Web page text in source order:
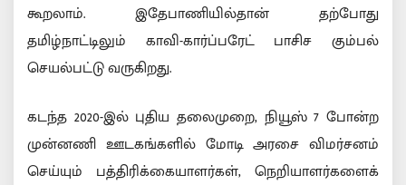
கூறலாம். இதேபாணியில்தான் தற்போது
தமிழ்நாட்டிலும் காவி-கார்ப்பரேட் பாசிச கும்பல்
செயல்பட்டு வருகிறது.
கடந்த 2020-இல் புதிய தலைமுறை, நியூஸ் 7 போன்ற
முன்னணி ஊடகங்களில் மோடி அரசை விமர்சனம்
செய்யும் பத்திரிக்கையாளர்கள், நெறியாளர்களைக்